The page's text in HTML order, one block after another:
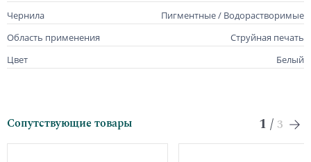
Чернила
Пигментные / Водорастворимые
Область применения
Струйная печать
Цвет
Белый
Сопутствующие товары 1 / 3